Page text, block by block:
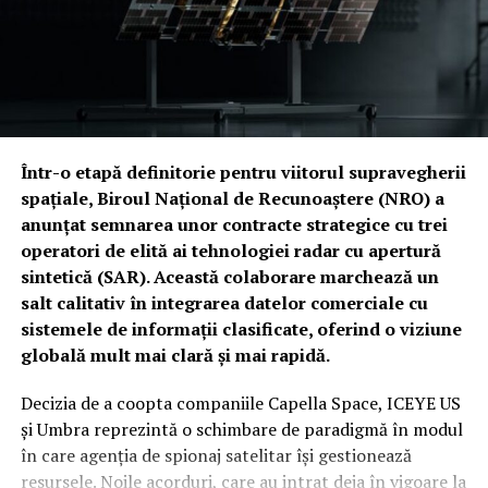
Într-o etapă definitorie pentru viitorul supravegherii
spațiale, Biroul Național de Recunoaștere (NRO) a
anunțat semnarea unor contracte strategice cu trei
operatori de elită ai tehnologiei radar cu apertură
sintetică (SAR). Această colaborare marchează un
salt calitativ în integrarea datelor comerciale cu
sistemele de informații clasificate, oferind o viziune
globală mult mai clară și mai rapidă.
Decizia de a coopta companiile Capella Space, ICEYE US
și Umbra reprezintă o schimbare de paradigmă în modul
în care agenția de spionaj satelitar își gestionează
resursele. Noile acorduri, care au intrat deja în vigoare la